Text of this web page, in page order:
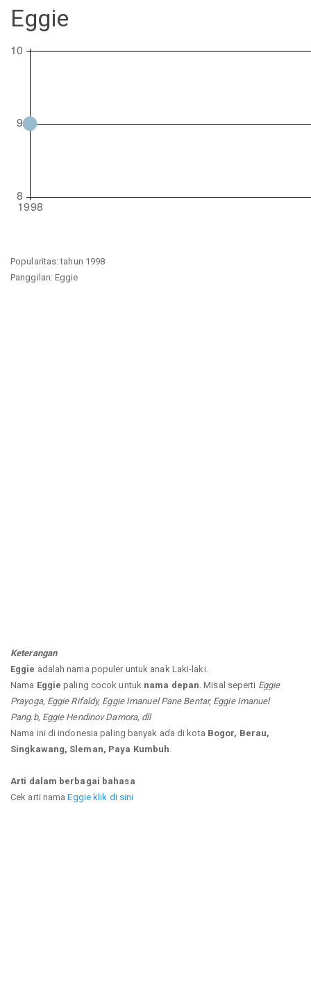
Nurhilman
Pathin
Eggie
Popularitas: tahun 1998
Panggilan: Eggie
Keterangan
Eggie adalah nama populer untuk anak Laki-laki.
Nama Eggie paling cocok untuk nama depan . Misal seperti Eggie
Prayoga, Eggie Rifaldy, Eggie Imanuel Pane Bentar, Eggie Imanuel
Pang.b, Eggie Hendinov Damora, dll
Nama ini di indonesia paling banyak ada di kota Bogor, Berau,
Singkawang, Sleman, Paya Kumbuh
Arti dalam berbagai bahasa
Cek arti namaEggie klik di sini